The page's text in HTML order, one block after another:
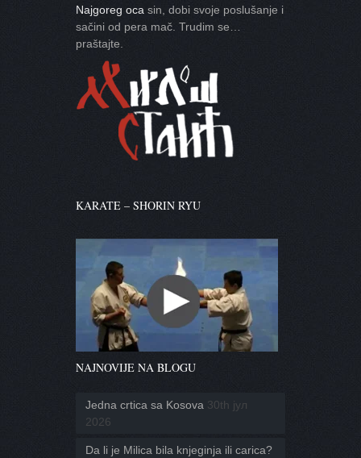
Najgoreg oca sin, dobi svoje poslušanje i
sačini od pera mač. Trudim se…
praštajte.
KARATE – SHORIN RYU
NAJNOVIJE NA BLOGU
Jedna crtica sa Kosova 30th јул
2026
Da li je Milica bila knjeginja ili carica?